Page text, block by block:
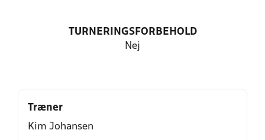
TURNERINGSFORBEHOLD
Nej
Træner
Kim Johansen